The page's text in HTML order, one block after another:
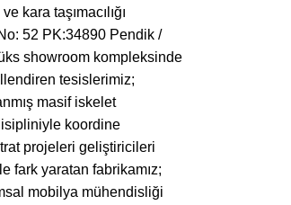
kara taşımacılığı
52 PK:34890 Pendik /
showroom kompleksinde
tesislerimiz;
masif iskelet
koordine
projeleri geliştiricileri
fark yaratan fabrikamız;
mobilya mühendisliği